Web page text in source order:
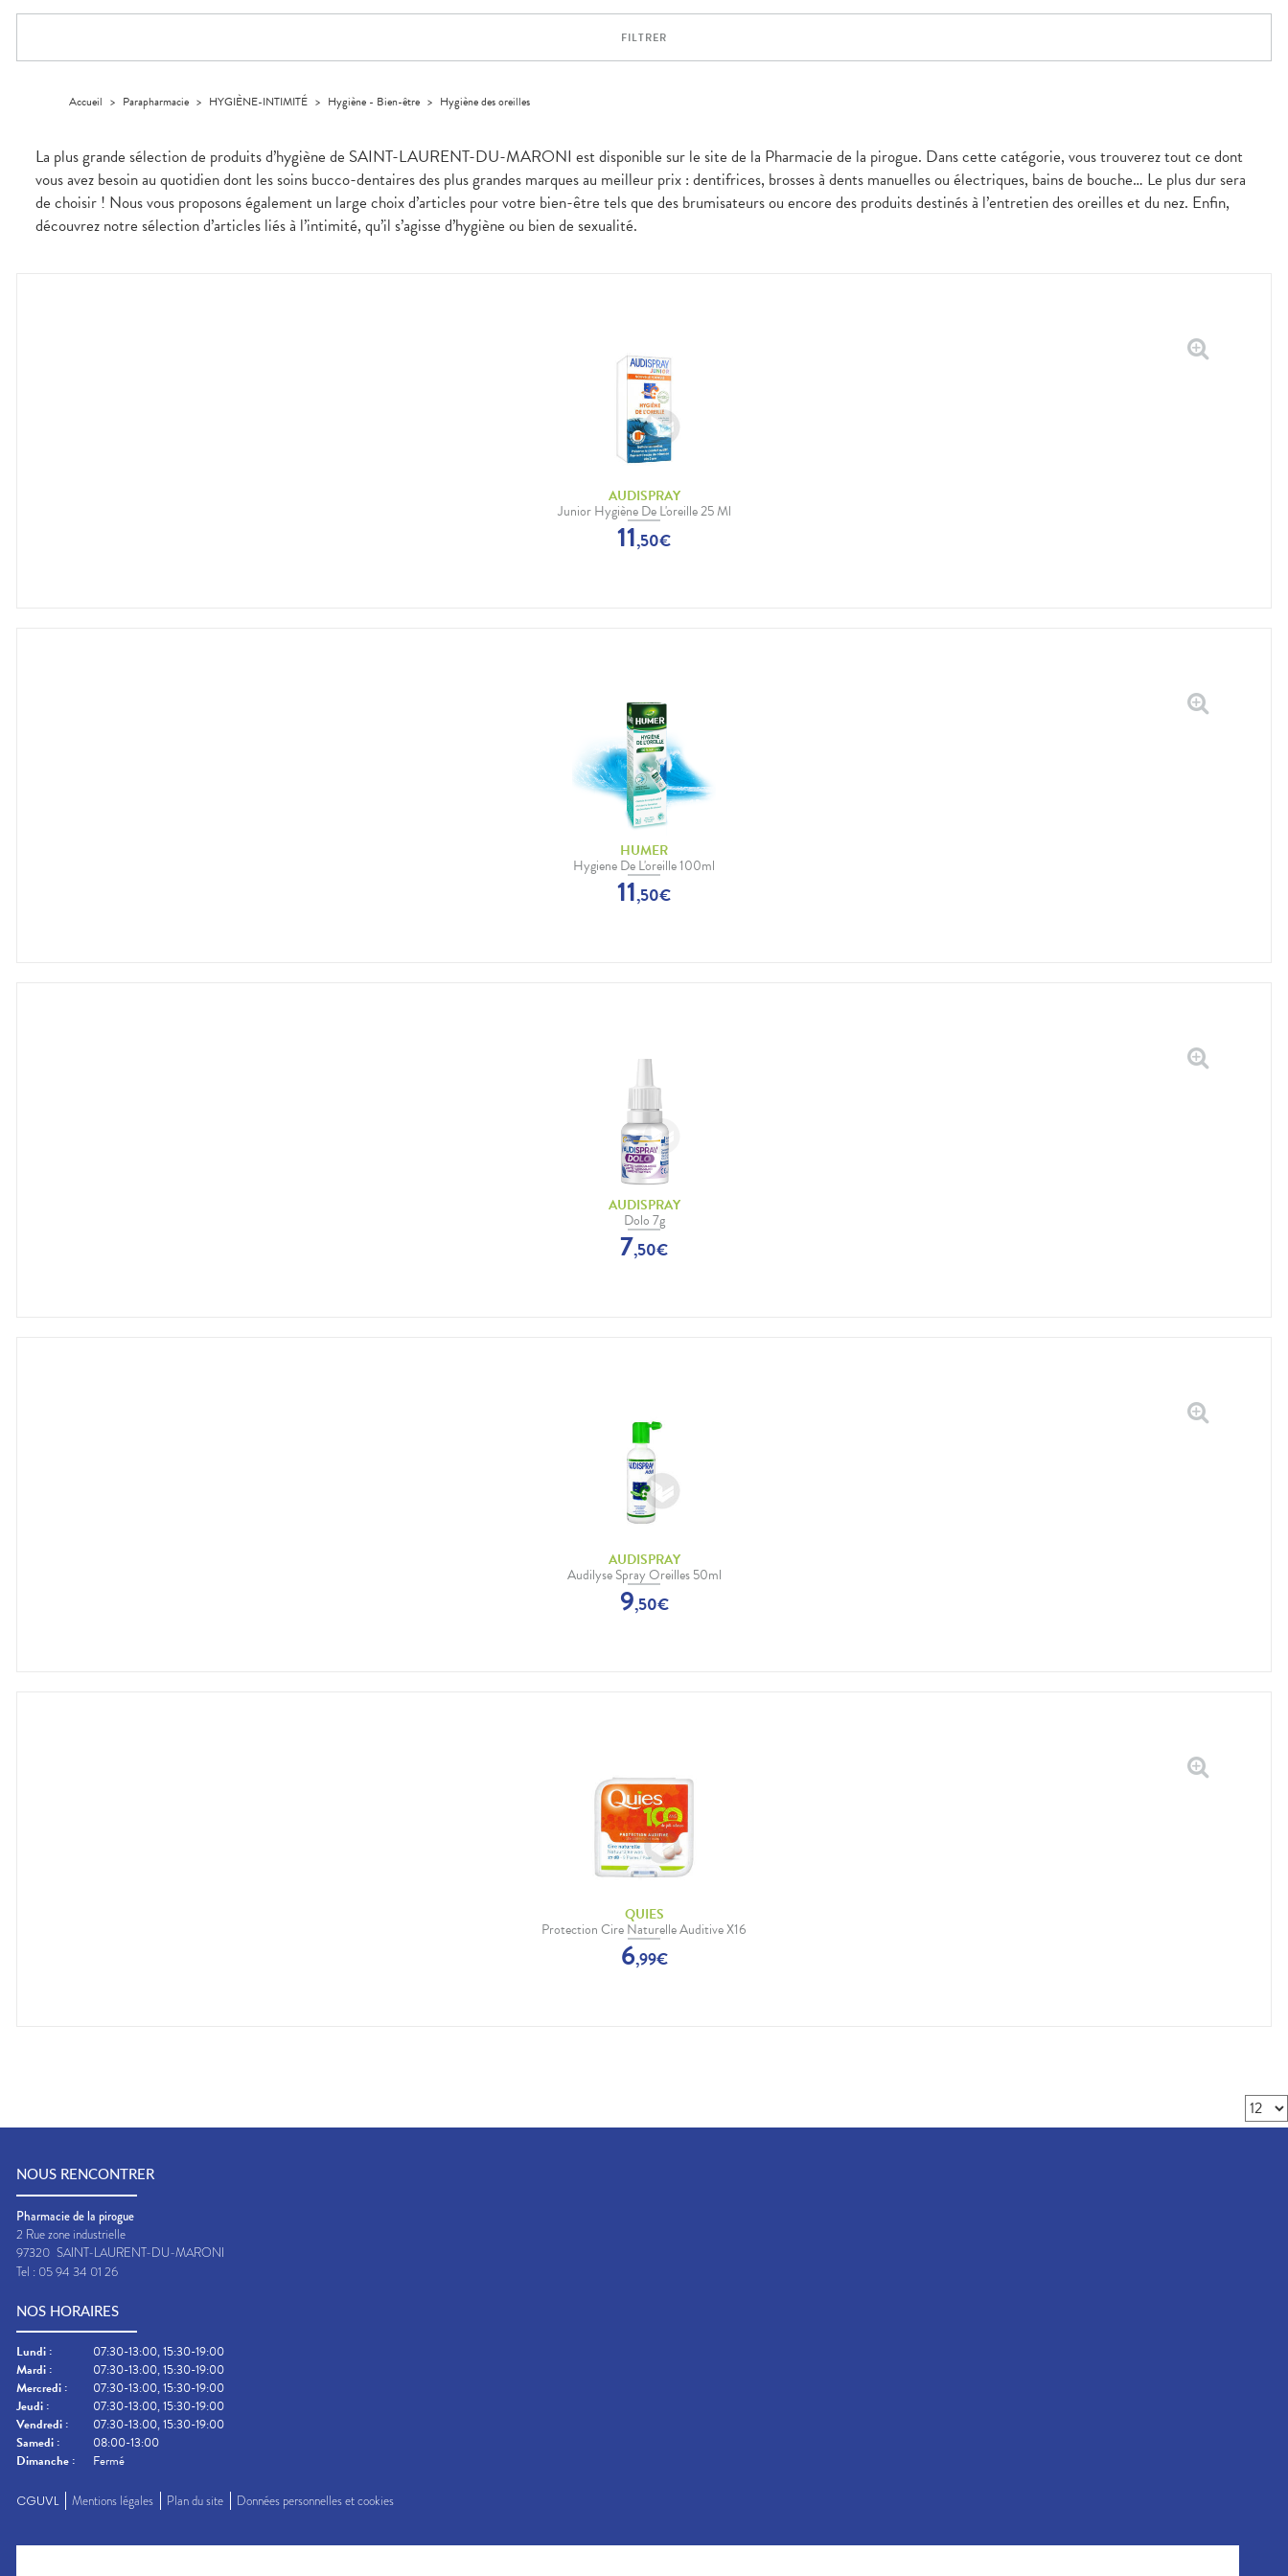
alimentaires
médicaux
CHEVEUX
Solaire
PHARMACIES
APPLICATION
D’ORDONNANCE
FILTRER
Accueil > Parapharmacie > HYGIÈNE-INTIMITÉ > Hygiène - Bien-être > Hygiène des oreilles
La plus grande sélection de produits d’hygiène de SAINT-LAURENT-DU-MARONI est disponible sur le site de la Pharmacie de la pirogue. Dans cette catégorie, vous trouverez tout ce dont
vous avez besoin au quotidien dont les soins bucco-dentaires des plus grandes marques au meilleur prix : dentifrices, brosses à dents manuelles ou électriques, bains de bouche… Le plus dur sera
de choisir ! Nous vous proposons également un large choix d’articles pour votre bien-être tels que des brumisateurs ou encore des produits destinés à l’entretien des oreilles et du nez. Enfin,
découvrez notre sélection d’articles liés à l’intimité, qu’il s’agisse d’hygiène ou bien de sexualité.
AUDISPRAY
Junior Hygiène De L'oreille 25 Ml
11,50€
HUMER
Hygiene De L'oreille 100ml
11,50€
AUDISPRAY
Dolo 7g
7,50€
AUDISPRAY
Audilyse Spray Oreilles 50ml
9,50€
QUIES
Protection Cire Naturelle Auditive X16
6,99€
NOUS RENCONTRER
Pharmacie de la pirogue
2 Rue zone industrielle
97320 SAINT-LAURENT-DU-MARONI
Tel : 05 94 34 01 26
NOS HORAIRES
Lundi :
07:30-13:00, 15:30-19:00
Mardi :
07:30-13:00, 15:30-19:00
Mercredi :
07:30-13:00, 15:30-19:00
Jeudi :
07:30-13:00, 15:30-19:00
Vendredi :
07:30-13:00, 15:30-19:00
Samedi :
08:00-13:00
Dimanche : Fermé
CGUVL Mentions légales Plan du site Données personnelles et cookies